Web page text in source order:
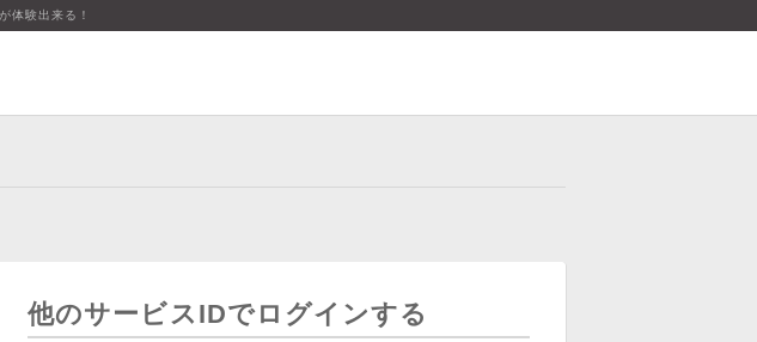
体験出来る！
他のサービスIDでログインする